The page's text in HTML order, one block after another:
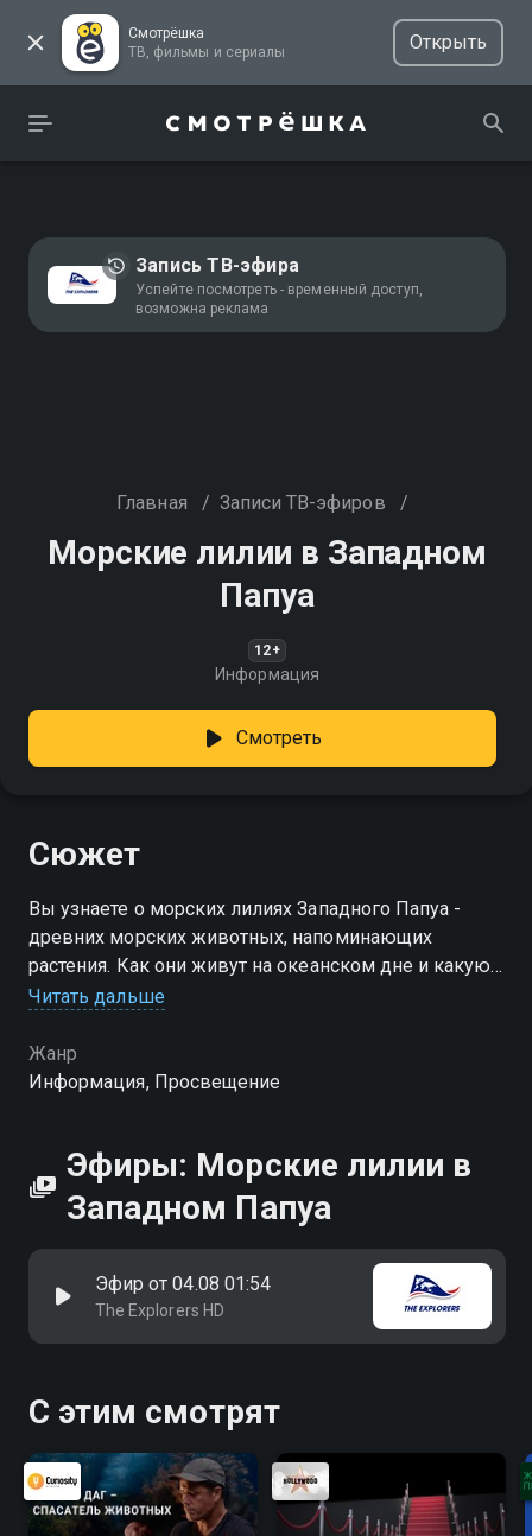
Смотрёшка
ТВ, фильмы и сериалы
Открыть
Запись ТВ-эфира
Успейте посмотреть - временный доступ,
возможна реклама
Главная / Записи ТВ-эфиров /
Морские лилии в Западном
Папуа
12+
Информация
Смотреть
Сюжет
Вы узнаете о морских лилиях Западного Папуа -
древних морских животных, напоминающих
растения. Как они живут на океанском дне и какую
роль играют в экосистеме?
Читать дальше
Жанр
Информация, Просвещение
Эфиры: Морские лилии в
Западном Папуа
Эфир от 04.08 01:54
The Explorers HD
С этим смотрят